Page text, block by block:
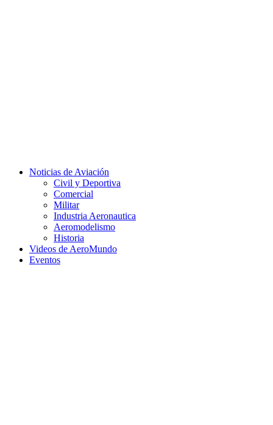
Noticias de Aviación
Civil y Deportiva
Comercial
Militar
Industria Aeronautica
Aeromodelismo
Historia
Videos de AeroMundo
Eventos